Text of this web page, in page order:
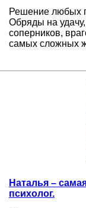
Решение любых
Обряды на
соперников,
самых сложных
Наталья –
психолог.